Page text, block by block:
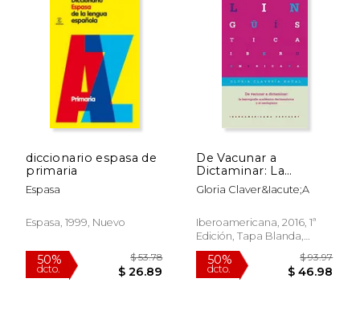
dcto. dcto.
diccionario espasa de
primaria
Espasa
Espasa, 1999, Nuevo
De Vacunar a
Dictaminar: La
Lexicografía
Académica
Neologismo
Gloria Claver&Iacute;A
Iberoamericana, 2016, 1ª
Edición, Tapa Blanda,
Nuevo